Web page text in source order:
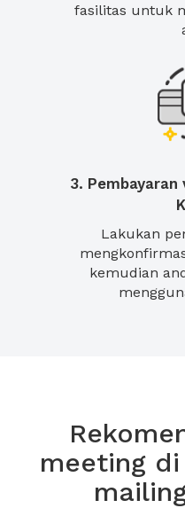
fasilitas untuk
3.
Lakukan
kemudian
meeting